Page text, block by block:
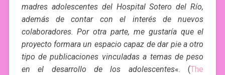
madres adolescentes del Hospital Sotero del Río,
además de contar con el interés de nuevos
colaboradores. Por otra parte, me gustaría que el
proyecto formara un espacio capaz de dar pie a otro
tipo de publicaciones vinculadas a temas de peso
en el desarrollo de los adolescentes«. (The